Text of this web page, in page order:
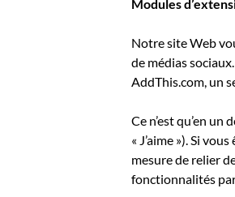
Modules
Notre site Web
de médias
AddThis.com, un
Ce n’est qu’en
« J’aime »). Si
mesure de relier
fonctionnalités